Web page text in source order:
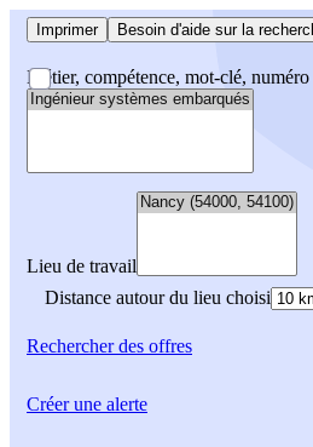
Imprimer Besoin d'aide sur la
Métier, compétence, mot-clé,
Lieu de travail
Distance autour du lieu choisi
Rechercherdes offres
Créer une alerte